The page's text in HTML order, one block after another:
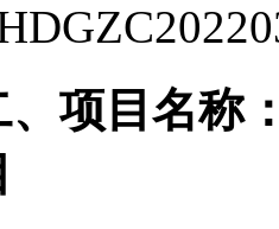
、项目名称